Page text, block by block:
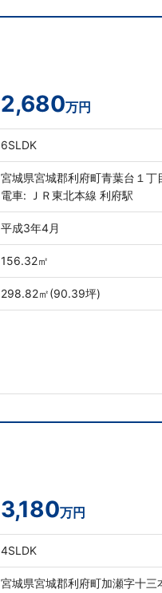
2,680万円
6SLDK
宮城県宮城郡利府町青葉台１丁
電車: ＪＲ東北本線 利府駅
平成3年4月
156.32㎡
298.82㎡(90.39坪)
3,180万円
4SLDK
宮城県宮城郡利府町加瀬字十三